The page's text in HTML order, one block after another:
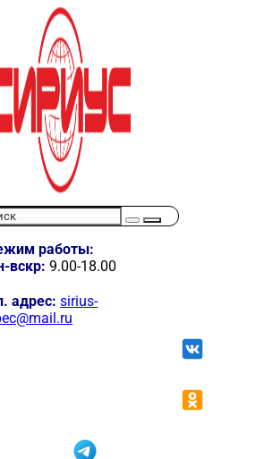
работы:
вскр: 9.00-18.00
адрес: sirius-